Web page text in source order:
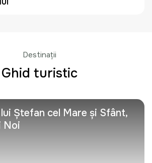
Destinații
Ghid turistic
Ștefan cel Mare și Sfânt,
Noi